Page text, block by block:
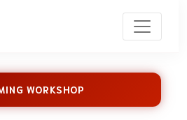
WORKSHOP